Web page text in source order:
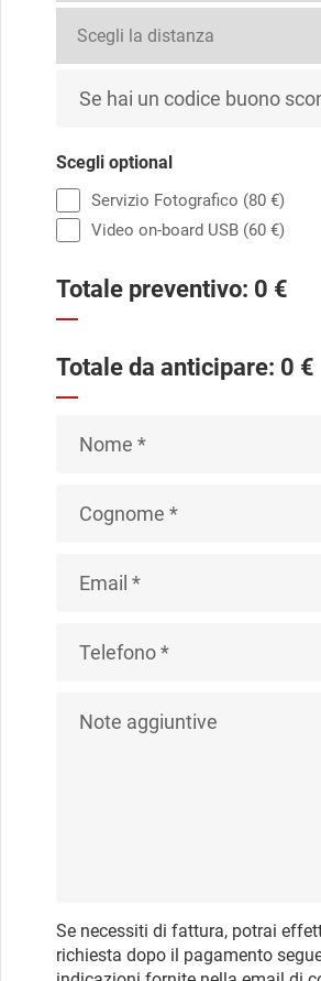
Scegli optional
Servizio Fotografico (80 €)
Video on-board USB (60 €)
Totale preventivo: 0 €
Totale da anticipare: 0 €
Se necessiti di fattura, potrai
richiesta dopo il pagamento